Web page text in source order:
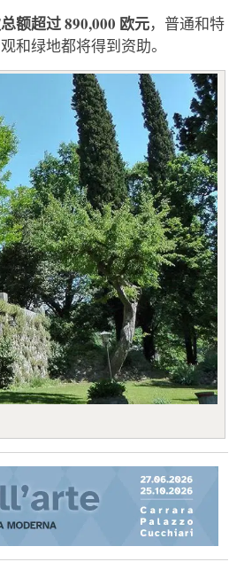
额超过 890,000 欧元，普通和特
和绿地都将得到资助。